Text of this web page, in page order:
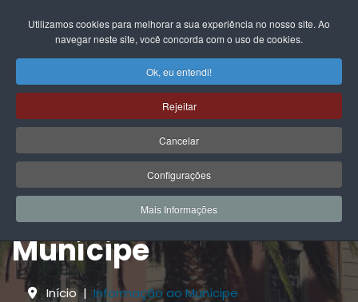
FR ES
Informação ao
Munícipe
Início Informação ao Munícipe
Utilizamos cookies para melhorar a sua experiência no nosso site. Ao
navegar neste site, você concorda com o uso de cookies.
Ok, eu entendi!
Rejeitar
Cancelar
Configurações
Mais Informações